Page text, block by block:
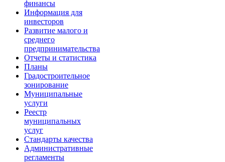
финансы
Информация для
инвесторов
Развитие малого и
среднего
предпринимательства
Отчеты и статистика
Планы
Градостроительное
зонирование
Муниципальные
услуги
Реестр
муниципальных
услуг
Стандарты качества
Административные
регламенты